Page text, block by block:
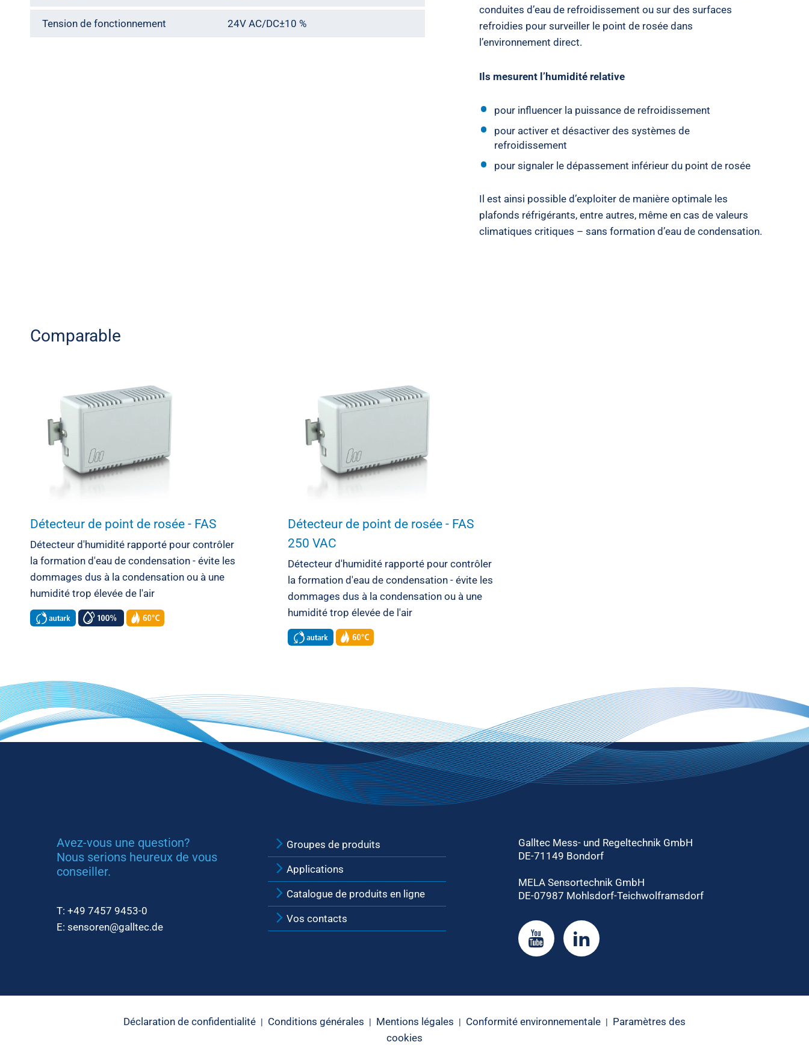
Tension de fonctionnement 24V AC/DC±10 %
conduites d’eau de refroidissement ou sur des surfaces
refroidies pour surveiller le point de rosée dans
l’environnement direct.
Ils mesurent l’humidité relative
pour influencer la puissance de refroidissement
pour activer et désactiver des systèmes de
refroidissement
pour signaler le dépassement inférieur du point de rosée
Il est ainsi possible d’exploiter de manière optimale les
plafonds réfrigérants, entre autres, même en cas de valeurs
climatiques critiques – sans formation d’eau de condensation.
Comparable
Détecteur de point de rosée - FAS
Détecteur d'humidité rapporté pour contrôler
la formation d'eau de condensation - évite les
dommages dus à la condensation ou à une
humidité trop élevée de l'air
Détecteur de point de rosée - FAS
250 VAC
Détecteur d'humidité rapporté pour contrôler
la formation d'eau de condensation - évite les
dommages dus à la condensation ou à une
humidité trop élevée de l'air
Avez-vous une question?
Nous serions heureux de vous
conseiller.
T:+49 7457 9453-0
E:sensoren@galltec.de
Groupes de produits
Applications
Catalogue de produits en ligne
Vos contacts
Galltec Mess- und Regeltechnik GmbH
DE-71149 Bondorf
MELA Sensortechnik GmbH
DE-07987 Mohlsdorf-Teichwolframsdorf
Déclaration de confidentialité | Conditions générales | Mentions légales | Conformité environnementale | Paramètres des
cookies